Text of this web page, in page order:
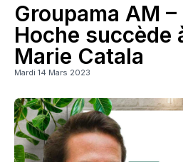
Groupama AM
Hoche succède
Marie Catala
Mardi 14 Mars 2023